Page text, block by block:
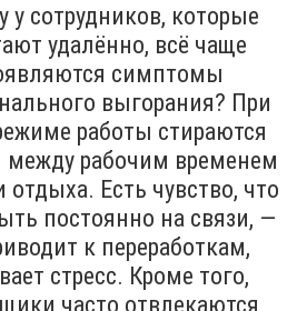
у сотрудников, которые
удалённо, всё чаще
симптомы
выгорания? При
работы стираются
между рабочим временем
отдыха. Есть чувство, что
постоянно на связи, —
к переработкам,
стресс. Кроме того,
часто отвлекаются,